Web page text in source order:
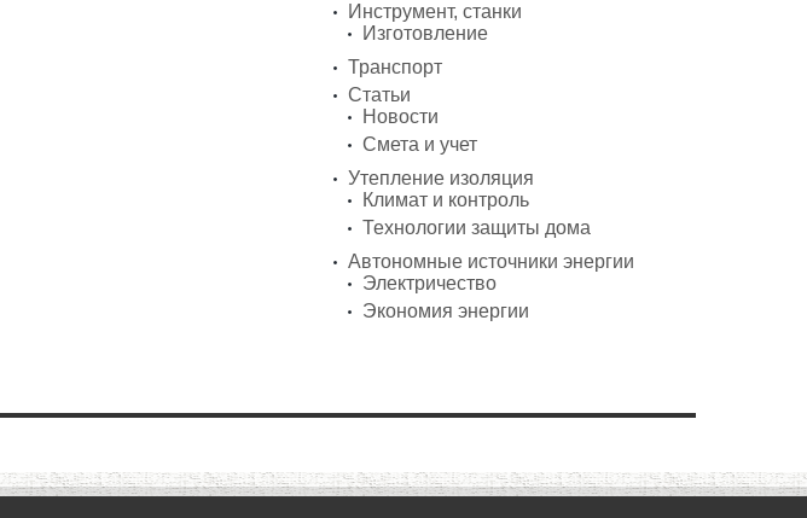
Инструмент, станки
Изготовление
Транспорт
Статьи
Новости
Смета и учет
Утепление изоляция
Климат и контроль
Технологии защиты дома
Автономные источники энергии
Электричество
Экономия энергии